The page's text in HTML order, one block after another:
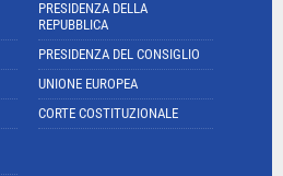
PRESIDENZA DELLA
REPUBBLICA
PRESIDENZA DEL CONSIGLIO
UNIONE EUROPEA
CORTE COSTITUZIONALE